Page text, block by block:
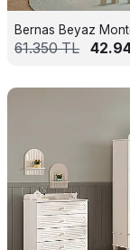
Bernas Beyaz
61.350TL